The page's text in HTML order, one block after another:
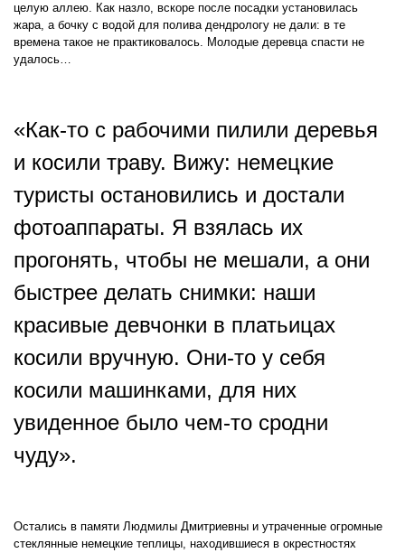
целую аллею. Как назло, вскоре после посадки установилась
жара, а бочку с водой для полива дендрологу не дали: в те
времена такое не практиковалось. Молодые деревца спасти не
удалось…
«Как-то с рабочими пилили деревья
и косили траву. Вижу: немецкие
туристы остановились и достали
фотоаппараты. Я взялась их
прогонять, чтобы не мешали, а они
быстрее делать снимки: наши
красивые девчонки в платьицах
косили вручную. Они-то у себя
косили машинками, для них
увиденное было чем-то сродни
чуду».
Остались в памяти Людмилы Дмитриевны и утраченные огромные
стеклянные немецкие теплицы, находившиеся в окрестностях